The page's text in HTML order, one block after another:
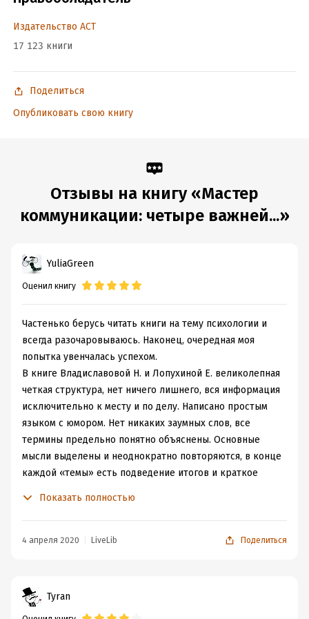
Подробная информация
Дата написания:
Дата поступления:
ISBN (EAN): 9785171075392
Издательство АСТ
17 123 книги
Поделиться
Опубликовать свою книгу
Отзывы на книгу «Мастер
коммуникации: четыре важней...»
YuliaGreen
Оценил книгу
Частенько берусь читать книги на тему психологии и
всегда разочаровываюсь. Наконец, очередная моя
попытка увенчалась успехом.
В книге Владиславовой Н. и Лопухиной Е. великолепная
четкая структура, нет ничего лишнего, вся информация
исключительно к месту и по делу. Написано простым
языком с юмором. Нет никаких заумных слов, все
термины предельно понятно объяснены. Основные
мысли выделены и неоднократно повторяются, в конце
каждой «темы» есть подведение итогов и краткое
наконец, смогла разобраться в модели Родитель –
Содержание вызвало во мне не меньше восторгов, чем
структура. В начале авторы рассказывают, что такое
Показать полностью
4 апреля 2020 LiveLib Поделиться
Tyran